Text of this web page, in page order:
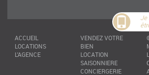
ACCUEIL
LOCATIONS
L'AGENCE
VENDEZ VOTRE
BIEN
LOCATION
SAISONNIERE
CONCIERGERIE
Je